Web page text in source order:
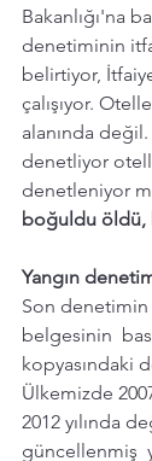
Bakanlığı'na
denetiminin
belirtiyor,
çalışıyor.
alanında
denetliyor
denetleniyor
boğuldu öldü,
Yangın
Son denetimin
belgesinin
kopyasındaki
Ülkemizde
2012 yılında
güncellenmiş